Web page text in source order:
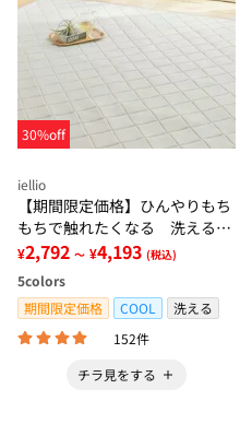
30%off
iellio
【期間限定価格】ひんやりもち
もちで触れたくなる 洗えるラ
グ＜低反発・滑りにくい・接触
冷感・防ダニ・カーペット＞
¥2,792 ～ ¥4,193 (税込)
5colors
期間限定価格
COOL
洗える
152件
チラ見をする